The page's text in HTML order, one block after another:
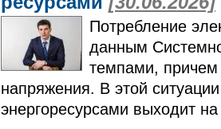
Потребление
данным
темпами, причем
напряжения. В этой
энергоресурсами выходит